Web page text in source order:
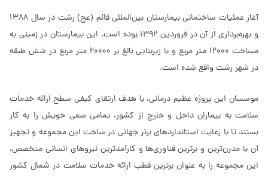
آغاز عملیات ساختمانی بیمارستان بین‌المللی قائم (عج) رشت در سال 1388
و بهره‌برداری از آن در فروردین 1392 بوده است. این بیمارستان در زمینی به
مساحت 12000 متر مربع و با زیربنایی بالغ بر 20000 متر مربع در شش طبقه
در شهر رشت واقع شده است.
موسسان این پروژه عظیم درمانی، با هدف ارتقای کیفی سطح ارائه خدمات
سلامت به بیماران داخل و خارج از کشور، تمامی سعی خویش را به کار
بستند تا با رعایت استانداردهای برتر جهانی در ساخت این مجموعه و تجهیز
آن با مدرن‌ترین و برترین فناوری‌ها و کارآمدترین نیروهای انسانی متخصص،
این مجموعه را به عنوان برترین قطب ارائه خدمات سلامت در شمال کشور